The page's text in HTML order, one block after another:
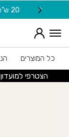
Skip to Content
20 ש"ח מתנה למצטרפות חדשות לניוזלטר
כל המוצרים
הצטרפי
בחזרה למעלה